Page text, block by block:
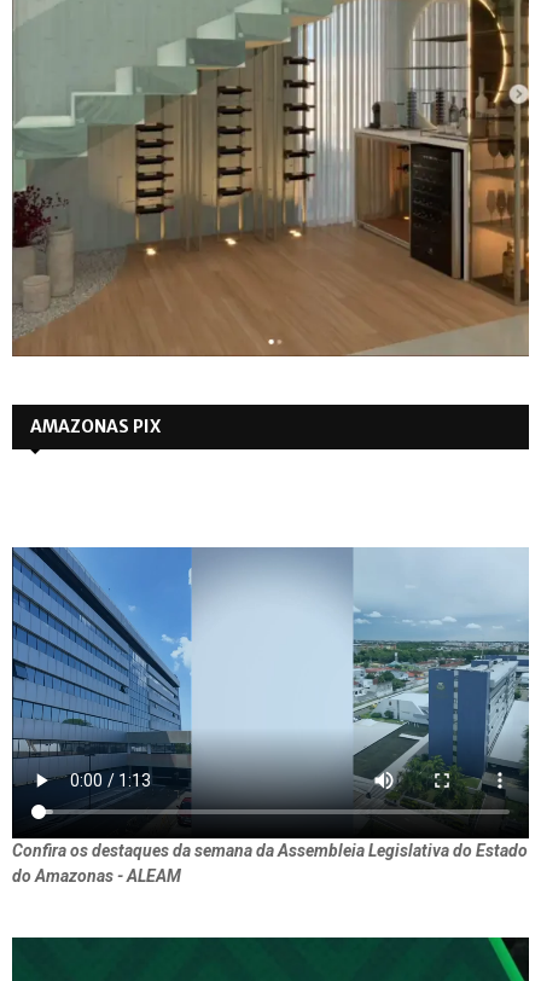
AMAZONAS PIX
Confira os destaques da semana da Assembleia Legislativa do Estado
do Amazonas - ALEAM